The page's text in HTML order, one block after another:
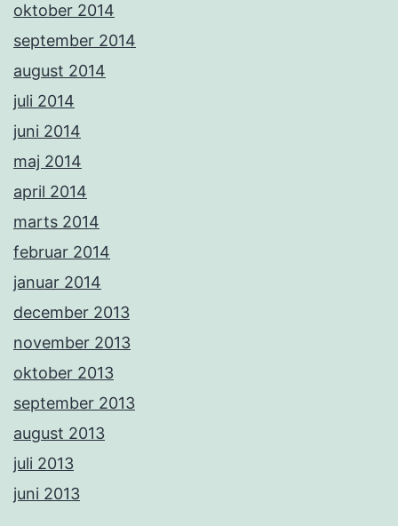
oktober 2014
september 2014
august 2014
juli 2014
juni 2014
maj 2014
april 2014
marts 2014
februar 2014
januar 2014
december 2013
november 2013
oktober 2013
september 2013
august 2013
juli 2013
juni 2013